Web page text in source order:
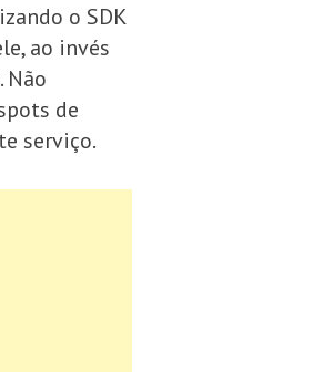
o SDK
ao invés
Não
de
serviço.